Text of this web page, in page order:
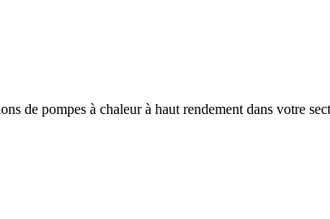
de pompes à chaleur à haut rendement dans votre